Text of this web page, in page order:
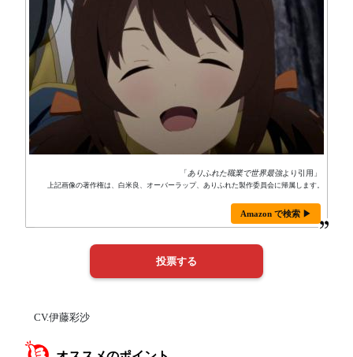
「ありふれた職業で世界最強より引用」
上記画像の著作権は、白米良、オーバーラップ、ありふれた製作委員会に帰属します。
Amazon で検索 ▶
CV.伊藤彩沙